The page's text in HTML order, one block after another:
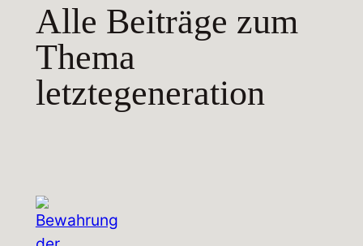
Alle Beiträge zum
Thema
letztegeneration